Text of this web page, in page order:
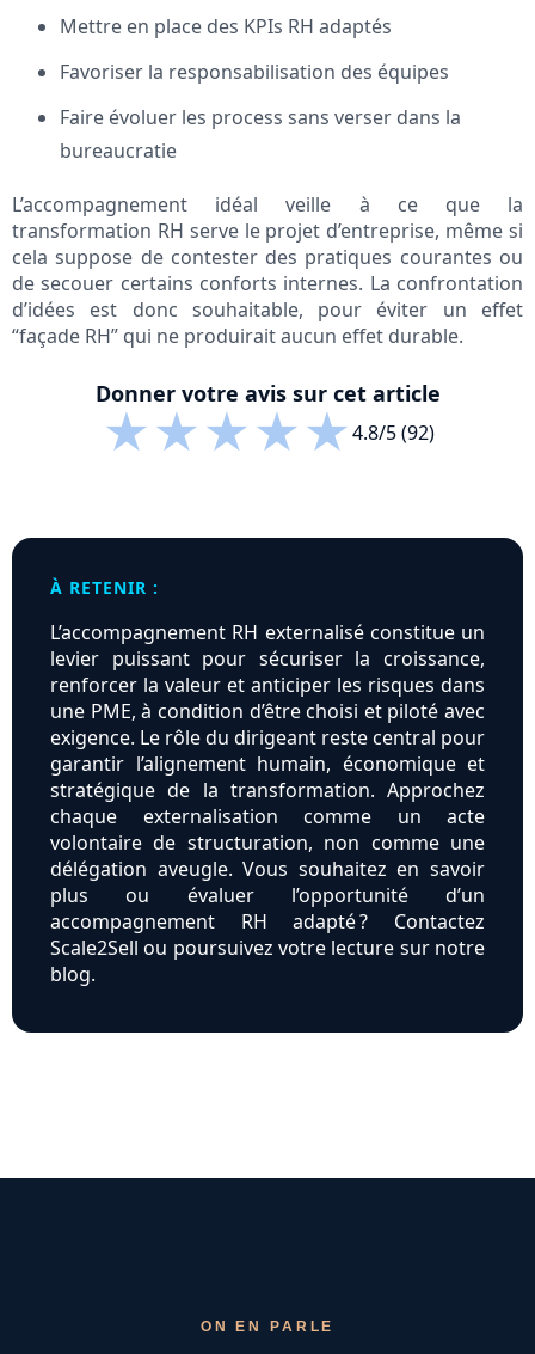
Mettre en place des KPIs RH adaptés
Favoriser la responsabilisation des équipes
Faire évoluer les process sans verser dans la
bureaucratie
L’accompagnement idéal veille à ce que la
transformation RH serve le projet d’entreprise, même si
cela suppose de contester des pratiques courantes ou
de secouer certains conforts internes. La confrontation
d’idées est donc souhaitable, pour éviter un effet
“façade RH” qui ne produirait aucun effet durable.
Donner votre avis sur cet article
★★★★★4.8/5 (92)
À RETENIR :
L’accompagnement RH externalisé constitue un
levier puissant pour sécuriser la croissance,
renforcer la valeur et anticiper les risques dans
une PME, à condition d’être choisi et piloté avec
exigence. Le rôle du dirigeant reste central pour
garantir l’alignement humain, économique et
stratégique de la transformation. Approchez
chaque externalisation comme un acte
volontaire de structuration, non comme une
délégation aveugle. Vous souhaitez en savoir
plus ou évaluer l’opportunité d’un
accompagnement RH adapté ? Contactez
Scale2Sell ou poursuivez votre lecture sur notre
blog.
ON EN PARLE